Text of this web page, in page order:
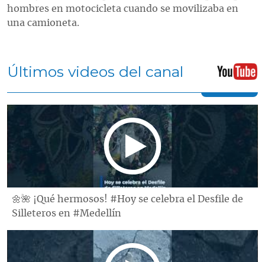
hombres en motocicleta cuando se movilizaba en
una camioneta.
Últimos videos del canal
🌼🌺 ¡Qué hermosos! #Hoy se celebra el Desfile de
Silleteros en #Medellín